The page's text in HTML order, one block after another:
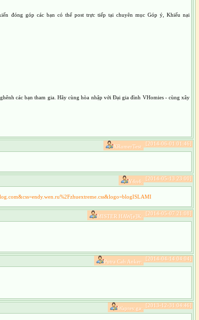
đóng góp các bạn có thể post trực tiếp tại chuyên mục Góp ý, Khiếu nại
các bạn tham gia. Hãy cùng hòa nhập với Đại gia đình VHomies - cùng xây
[2014-06-01 01:46]
XRumerTest:
[2014-05-13 23:00]
Y4n4:
[2014-05-07 21:08]
MISTER HAW[e]K:
[2014-04-14 04:04]
Putra Cah Anker:
[2013-12-31 04:46]
Waprev.ga: